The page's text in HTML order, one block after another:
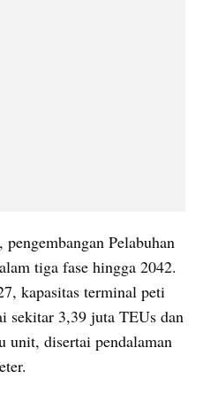
, pengembangan Pelabuhan
tiga fase hingga 2042.
kapasitas terminal peti
sekitar 3,39 juta TEUs dan
unit, disertai pendalaman